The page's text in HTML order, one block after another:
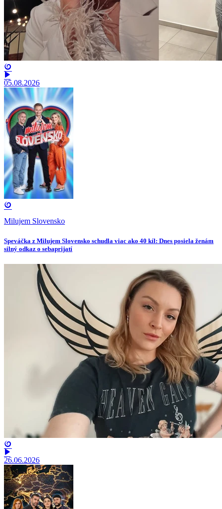
05.08.2026
Milujem Slovensko
Speváčka z Milujem Slovensko schudla viac ako 40 kíl: Dnes posiela ženám
silný odkaz o sebaprijatí
26.06.2026